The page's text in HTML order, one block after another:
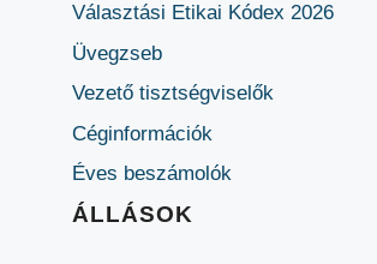
Választási Etikai Kódex 2026
Üvegzseb
Vezető tisztségviselők
Céginformációk
Éves beszámolók
ÁLLÁSOK